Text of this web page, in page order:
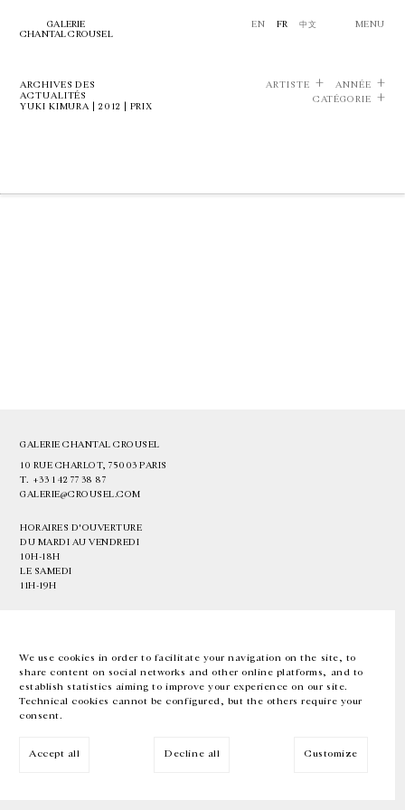
We use cookies in order to facilitate your navigation on the site, to
share content on social networks and other online platforms, and to
establish statistics aiming to improve your experience on our site.
Technical cookies cannot be configured, but the others require your
consent.
Accept all Decline all Customize
GALERIE
CHANTAL CROUSEL
EN FR 中文 MENU
ARCHIVES DES
ACTUALITÉS
YUKI KIMURA | 2012 | PRIX
ARTISTE
ANNÉE
CATÉGORIE
GALERIE CHANTAL CROUSEL
10 RUE CHARLOT, 75003 PARIS
T. +33 1 42 77 38 87
GALERIE@CROUSEL.COM
HORAIRES D'OUVERTURE
DU MARDI AU VENDREDI
10H-18H
LE SAMEDI
11H-19H
EN FR 中文 Facebook Instagram
Inscrivez-vous à notre newsletter